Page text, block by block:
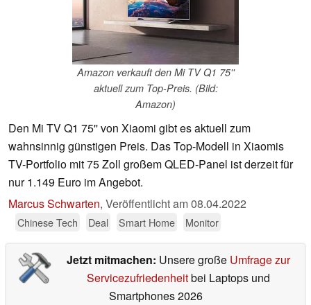
Amazon verkauft den Mi TV Q1 75''
aktuell zum Top-Preis. (Bild:
Amazon)
Den Mi TV Q1 75'' von Xiaomi gibt es aktuell zum
wahnsinnig günstigen Preis. Das Top-Modell in Xiaomis
TV-Portfolio mit 75 Zoll großem QLED-Panel ist derzeit für
nur 1.149 Euro im Angebot.
Marcus Schwarten, Veröffentlicht am08.04.2022
Chinese Tech Deal Smart Home Monitor
Jetzt mitmachen: Unsere große Umfrage zur
Servicezufriedenheitbei Laptops und
Smartphones 2026